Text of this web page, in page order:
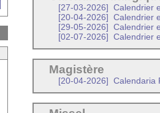
[27-03-2026]
Calendrier
[20-04-2026]
Calendrier
[29-05-2026]
Calendrier
[02-07-2026]
Calendrier
Magistère
[20-04-2026] Calendaria